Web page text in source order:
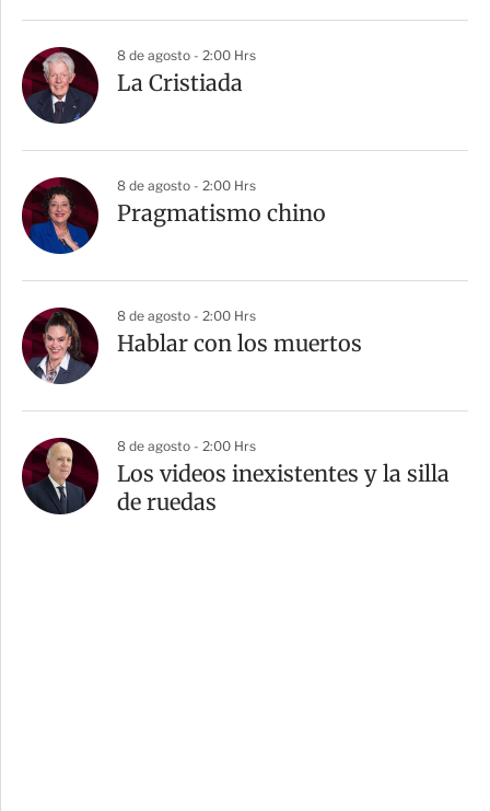
8 de agosto - 2:00 Hrs
La Cristiada
8 de agosto - 2:00 Hrs
Pragmatismo chino
8 de agosto - 2:00 Hrs
Hablar con los muertos
8 de agosto - 2:00 Hrs
Los videos inexistentes y la silla
de ruedas